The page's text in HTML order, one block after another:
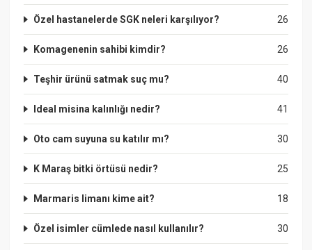
26
Özel hastanelerde SGK neleri karşılıyor?
26
Komagenenin sahibi kimdir?
40
Teşhir ürünü satmak suç mu?
41
Ideal misina kalınlığı nedir?
30
Oto cam suyuna su katılır mı?
25
K Maraş bitki örtüsü nedir?
18
Marmaris limanı kime ait?
30
Özel isimler cümlede nasıl kullanılır?